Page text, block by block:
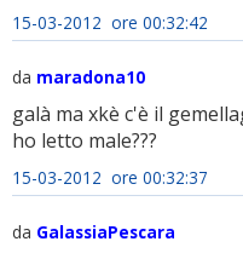
15-03-2012 ore 00:32:42
da maradona10
galà ma xkè c'è il
ho letto male???
15-03-2012 ore 00:32:37
da GalassiaPescara